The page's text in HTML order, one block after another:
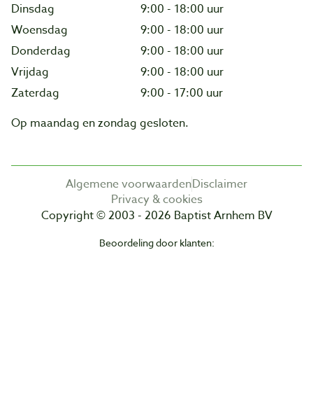
Dinsdag
9:00 - 18:00 uur
Woensdag
9:00 - 18:00 uur
Donderdag
9:00 - 18:00 uur
Vrijdag
9:00 - 18:00 uur
Zaterdag
9:00 - 17:00 uur
Op maandag en zondag gesloten.
Algemene voorwaardenDisclaimer
Privacy & cookies
Copyright © 2003 - 2026 Baptist Arnhem BV
Beoordeling door klanten: